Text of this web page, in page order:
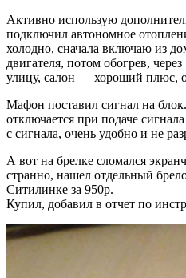
Активно использую
подключил автономное
холодно, сначала включаю из
двигателя, потом обогрев,
улицу, салон — хороший плюс,
Мафон поставил сигнал на
отключается при подаче
с сигнала, очень удобно и не
А вот на брелке сломался
странно, нашел отдельный
Ситилинке за 950р.
Купил, добавил в отчет по